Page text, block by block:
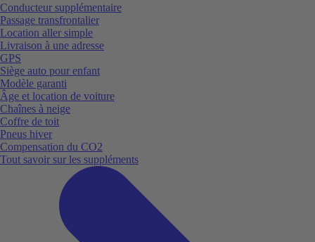
Conducteur supplémentaire
Passage transfrontalier
Location aller simple
Livraison à une adresse
GPS
Siège auto pour enfant
Modèle garanti
Âge et location de voiture
Chaînes à neige
Coffre de toit
Pneus hiver
Compensation du CO2
Tout savoir sur les suppléments